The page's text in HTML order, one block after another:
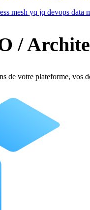
mesh yq jq devops data
/
de votre plateforme, vos